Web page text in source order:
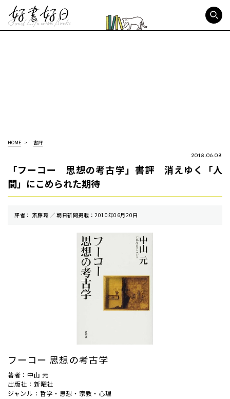
HOME 書評
2018.06.08
「フーコー 思想の考古学」書評 消えゆく「人
間」にこめられた期待
評者： 斎藤環 ／ 朝⽇新聞掲載：2010年06月20日
フーコー 思想の考古学
著者：中山 元
出版社：新曜社
ジャンル：哲学・思想・宗教・心理